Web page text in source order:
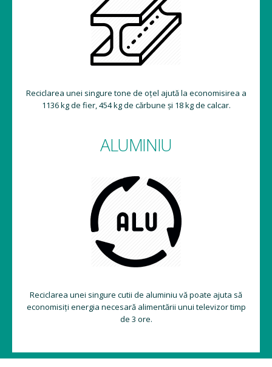
Reciclarea unei singure tone de oțel ajută la economisirea a
1136 kg de fier, 454 kg de cărbune și 18 kg de calcar.
ALUMINIU
Reciclarea unei singure cutii de aluminiu vă poate ajuta să
economisiți energia necesară alimentării unui televizor timp
de 3 ore.